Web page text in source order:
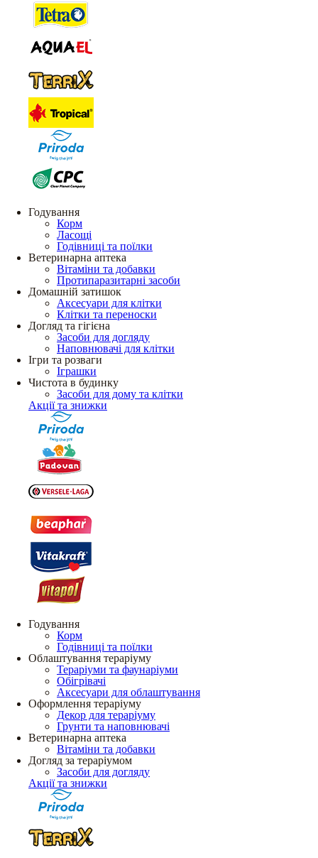
Годування
Корм
Ласощі
Годівниці та поїлки
Ветеринарна аптека
Вітаміни та добавки
Протипаразитарні засоби
Домашній затишок
Аксесуари для клітки
Клітки та переноски
Догляд та гігієна
Засоби для догляду
Наповнювачі для клітки
Ігри та розваги
Іграшки
Чистота в будинку
Засоби для дому та клітки
Акції та знижки
Годування
Корм
Годівниці та поїлки
Облаштування тераріуму
Тераріуми та фаунаріуми
Обігрівачі
Аксесуари для облаштування
Оформлення тераріуму
Декор для тераріуму
Грунти та наповнювачі
Ветеринарна аптека
Вітаміни та добавки
Догляд за тераріумом
Засоби для догляду
Акції та знижки